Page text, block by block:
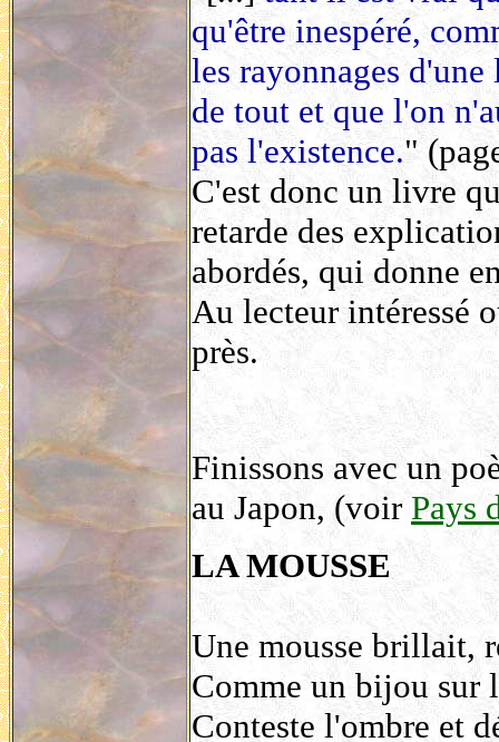
qu'être inespéré,
les rayonnages
de tout et que l'on
pas l'existence."
C'est donc un livre
retarde des
abordés, qui donne
Au lecteur intéressé
près.
Finissons avec un
au Japon, (voir Pays
LA MOUSSE
Une mousse brillait,
Comme un bijou sur
Conteste l'ombre et